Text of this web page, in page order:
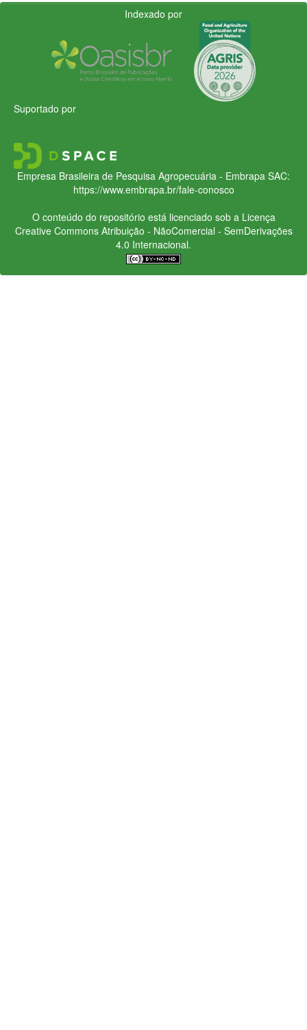
Indexado por
Suportado por
Empresa Brasileira de Pesquisa Agropecuária - Embrapa SAC:
https://www.embrapa.br/fale-conosco
O conteúdo do repositório está licenciado sob a Licença
Creative CommonsAtribuição - NãoComercial - SemDerivações
4.0 Internacional.